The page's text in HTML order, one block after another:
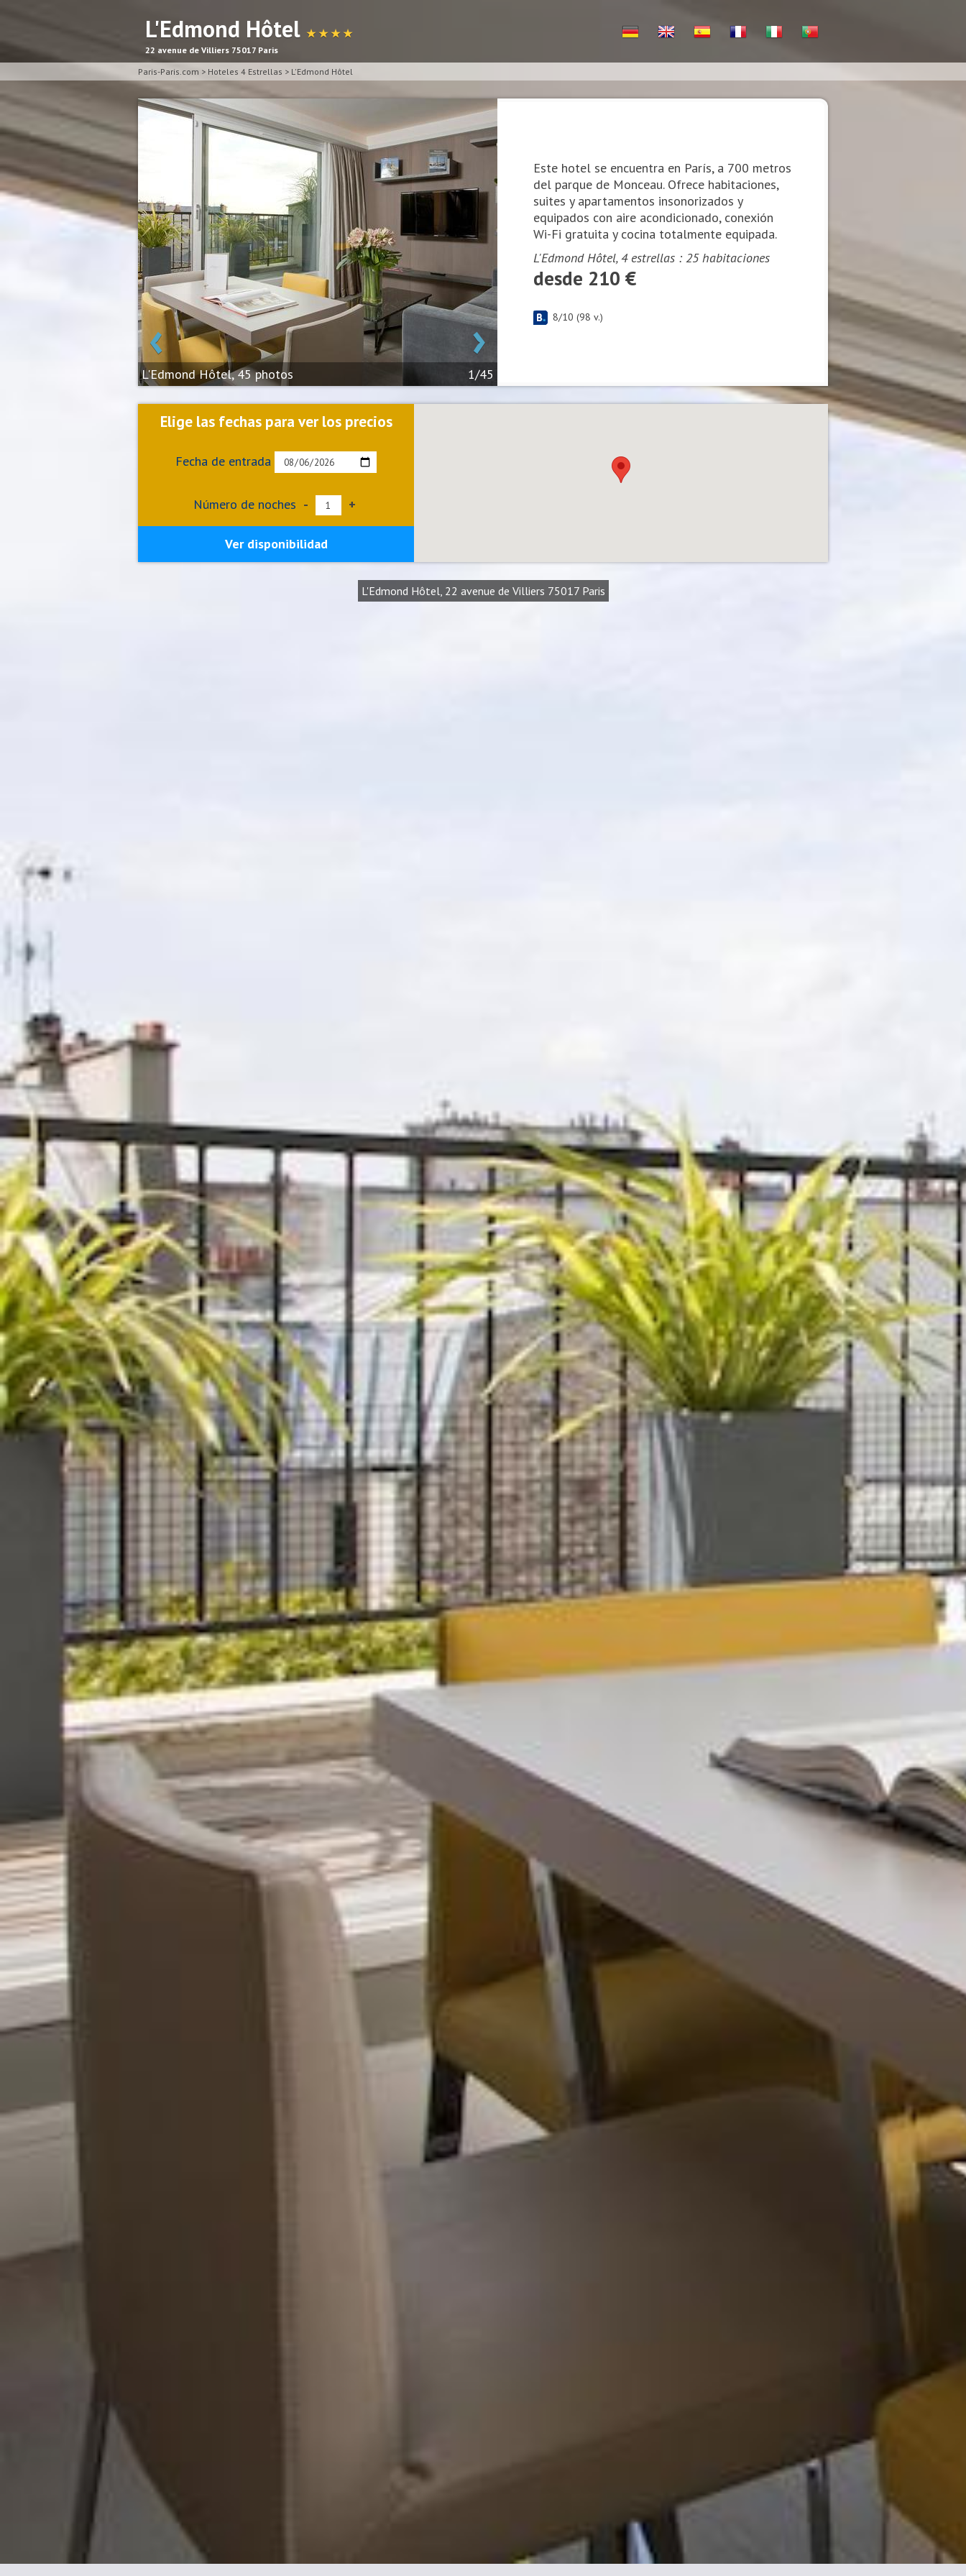
L'Edmond Hôtel ★ ★ ★ ★
22 avenue de Villiers 75017 Paris
Paris-Paris.com > Hoteles 4 Estrellas > L'Edmond Hôtel
‹ ›
L'Edmond Hôtel, 45 photos 1/45
Este hotel se encuentra en París, a 700 metros
del parque de Monceau. Ofrece habitaciones,
suites y apartamentos insonorizados y
equipados con aire acondicionado, conexión
Wi-Fi gratuita y cocina totalmente equipada.
L'Edmond Hôtel, 4 estrellas : 25 habitaciones
desde 210 €
8/10 (98 v.)
Elige las fechas para ver los precios
Fecha de entrada
Número de noches - +
Ver disponibilidad
L'Edmond Hôtel, 22 avenue de Villiers 75017 Paris